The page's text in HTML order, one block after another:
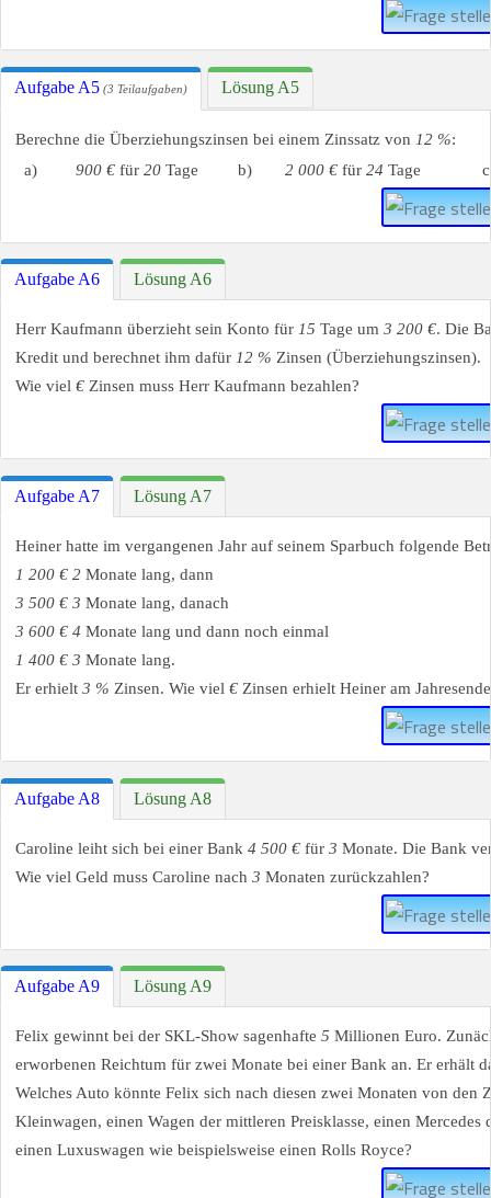
Aufgabe A5 (3 Teilaufgaben) Lösung A5
Berechne die Überziehungszinsen bei einem Zinssatz von 12 %:
a)
900 € für 20 Tage b) 2 000 € für 24 Tage
Aufgabe A6 Lösung A6
Herr Kaufmann überzieht sein Konto für 15 Tage um 3 200 €. Die
Kredit und berechnet ihm dafür 12 % Zinsen (Überziehungszinsen).
Wie viel € Zinsen muss Herr Kaufmann bezahlen?
Aufgabe A7 Lösung A7
Heiner hatte im vergangenen Jahr auf seinem Sparbuch folgende
1 200 € 2 Monate lang, dann
3 500 € 3 Monate lang, danach
3 600 € 4 Monate lang und dann noch einmal
1 400 € 3 Monate lang.
Er erhielt 3 % Zinsen. Wie viel € Zinsen erhielt Heiner am
Aufgabe A8 Lösung A8
Caroline leiht sich bei einer Bank 4 500 € für 3 Monate. Die Bank
Wie viel Geld muss Caroline nach 3 Monaten zurückzahlen?
Aufgabe A9 Lösung A9
Felix gewinnt bei der SKL-Show sagenhafte 5 Millionen Euro.
erworbenen Reichtum für zwei Monate bei einer Bank an. Er erhält
Welches Auto könnte Felix sich nach diesen zwei Monaten von den
Kleinwagen, einen Wagen der mittleren Preisklasse, einen Mercedes
einen Luxuswagen wie beispielsweise einen Rolls Royce?